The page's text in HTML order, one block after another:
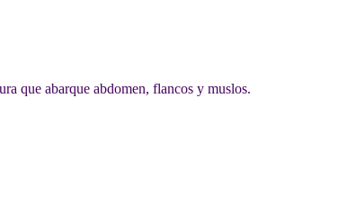
que abarque abdomen, flancos y muslos.